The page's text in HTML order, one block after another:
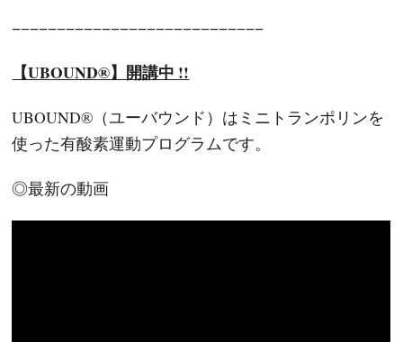
−−−−−−−−−−−−−−−−−−−−−−−−−−−−
【UBOUND®】開講中 !!
UBOUND®（ユーバウンド）はミニトランポリンを
使った有酸素運動プログラムです。
◎最新の動画